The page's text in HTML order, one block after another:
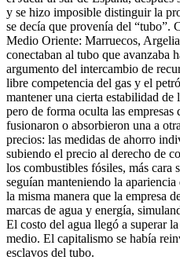
y se hizo imposible distinguir la
se decía que provenía del “tubo”.
Medio Oriente: Marruecos,
conectaban al tubo que avanzaba
argumento del intercambio de
libre competencia del gas y el
mantener una cierta estabilidad
pero de forma oculta las empresas
fusionaron o absorbieron una a
precios: las medidas de ahorro
subiendo el precio al derecho de
los combustibles fósiles, más cara
seguían manteniendo la
la misma manera que la empresa
marcas de agua y energía,
El costo del agua llegó a superar
medio. El capitalismo se había
esclavos del tubo.